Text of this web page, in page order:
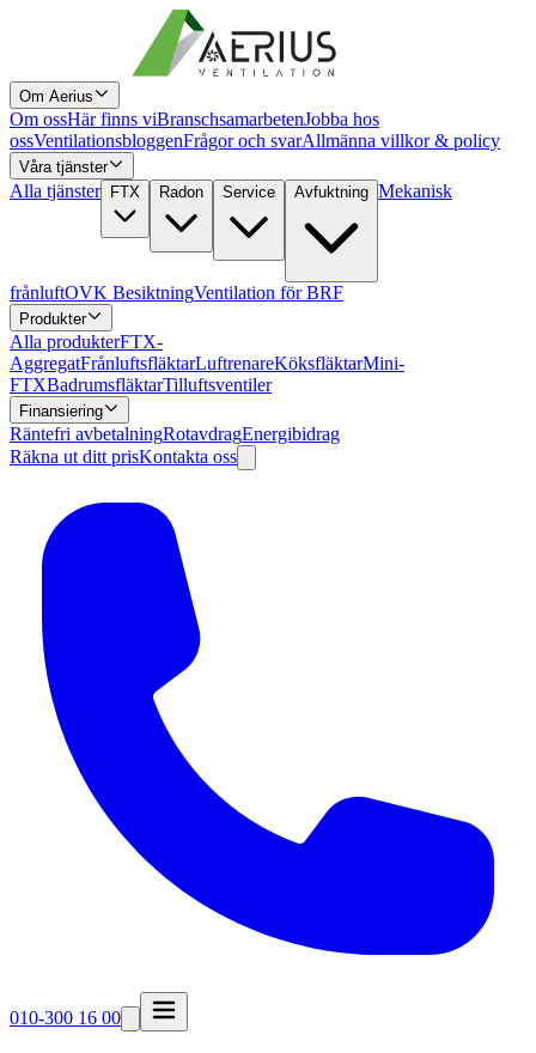
Om Aerius
Om ossHär finns viBranschsamarbetenJobba hos
ossVentilationsbloggenFrågor och svarAllmänna villkor & policy
Våra tjänster
Alla tjänster FTX Radon Service Avfuktning Mekanisk
frånluftOVK BesiktningVentilation för BRF
Produkter
Alla produkterFTX-
AggregatFrånluftsfläktarLuftrenareKöksfläktarMini-
FTXBadrumsfläktarTilluftsventiler
Finansiering
Räntefri avbetalningRotavdragEnergibidrag
Räkna ut ditt prisKontakta oss
010-300 16 00